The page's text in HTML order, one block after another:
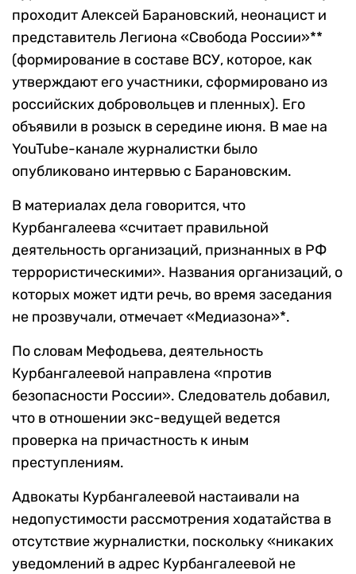
проходит Алексей Барановский, неонацист и
представитель Легиона «Свобода России»**
(формирование в составе ВСУ, которое, как
утверждают его участники, сформировано из
российских добровольцев и пленных). Его
объявили в розыск в середине июня. В мае на
YouTube-канале журналистки было
опубликовано интервью с Барановским.
В материалах дела говорится, что
Курбангалеева «считает правильной
деятельность организаций, признанных в РФ
террористическими». Названия организаций, о
которых может идти речь, во время заседания
не прозвучали, отмечает «Медиазона»*.
По словам Мефодьева, деятельность
Курбангалеевой направлена «против
безопасности России». Следователь добавил,
что в отношении экс-ведущей ведется
проверка на причастность к иным
преступлениям.
Адвокаты Курбангалеевой настаивали на
недопустимости рассмотрения ходатайства в
отсутствие журналистки, поскольку «никаких
уведомлений в адрес Курбангалеевой не